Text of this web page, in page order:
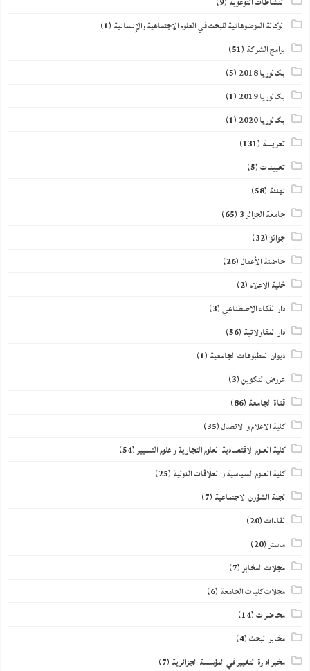
الوكالة الموضوعاتية للبحث في العلوم الاجتماعية والإنسانية (1)
برامج الشراكة (51)
بكالوريا 2018
(5)
بكالوريا 2019
(1)
بكالوريا 2020
(1)
تعزيــــة (131)
تعيينات(5)
تهنئة (58)
جامعة الجزائر 3 (65)
جوائز(32)
حاضنة الأعمال(26)
خلية الاعلام(2)
دار الذكاء الاصطناعي(3)
دار المقاولاتية (56)
ديوان المطبوعات الجامعية (1)
عروض التكوين(3)
قناة الجامعة (86)
كلية الاعلام و الاتصال(35)
كلية العلوم الاقتصادية العلوم التجارية و علوم التسيير(54)
كلية العلوم السياسية و العلاقات الدولية (25)
لجنة الشؤون الاجتماعية (7)
لقاءات(20)
ماستر(20)
مجلات المخابر(7)
مجلات كليات الجامعة (6)
محاضرات(14)
مخابر البحث(4)
مخبر ادارة التغيير في المؤسسة الجزائرية (7)